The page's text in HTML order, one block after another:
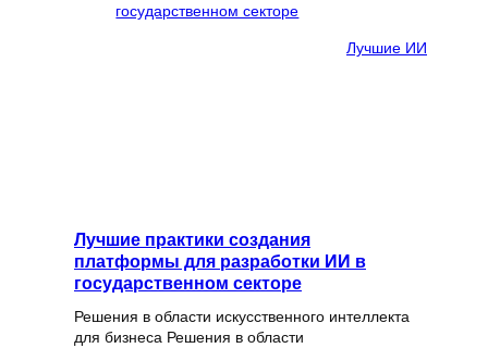
Лучшие ИИ
Лучшие практики создания
платформы для разработки ИИ в
государственном секторе
Решения в области искусственного интеллекта
для бизнеса Решения в области